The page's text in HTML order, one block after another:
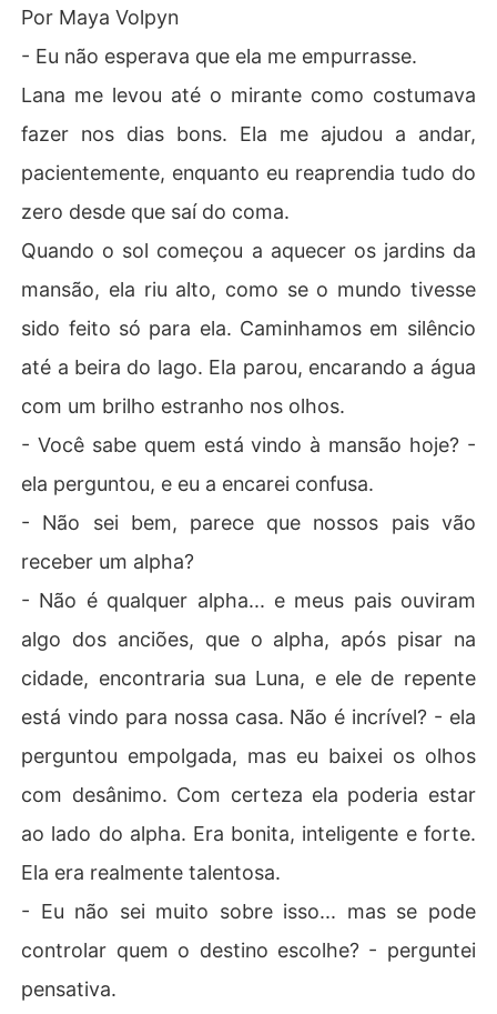
Entre reinos ocultos, pactos quebrados e memórias ent
Por Maya Volpyn
- Eu não esperava que ela me empurrasse.
Lana me levou até o mirante como costumava
fazer nos dias bons. Ela me ajudou a andar,
pacientemente, enquanto eu reaprendia tudo do
zero desde que saí do coma.
Quando o sol começou a aquecer os jardins da
mansão, ela riu alto, como se o mundo tivesse
sido feito só para ela. Caminhamos em silêncio
até a beira do lago. Ela parou, encarando a água
com um brilho estranho nos olhos.
- Você sabe quem está vindo à mansão hoje? -
ela perguntou, e eu a encarei confusa.
- Não sei bem, parece que nossos pais vão
receber um alpha?
- Não é qualquer alpha... e meus pais ouviram
algo dos anciões, que o alpha, após pisar na
cidade, encontraria sua Luna, e ele de repente
está vindo para nossa casa. Não é incrível? - ela
perguntou empolgada, mas eu baixei os olhos
com desânimo. Com certeza ela poderia estar
ao lado do alpha. Era bonita, inteligente e forte.
Ela era realmente talentosa.
- Eu não sei muito sobre isso... mas se pode
controlar quem o destino escolhe? - perguntei
pensativa.